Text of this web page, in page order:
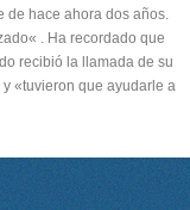
de hace ahora dos años.
. Ha recordado que
recibió la llamada de su
«tuvieron que ayudarle a